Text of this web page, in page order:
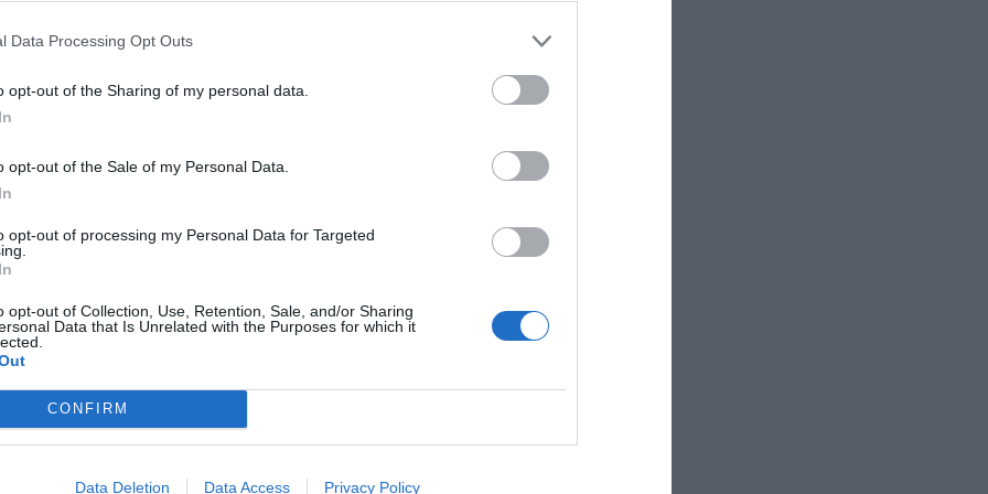
Data Processing Opt Outs
opt-out of the Sharing of my personal data.
opt-out of the Sale of my Personal Data.
opt-out of processing my Personal Data for Targeted
opt-out of Collection, Use, Retention, Sale, and/or Sharing
Data that Is Unrelated with the Purposes for which it
CONFIRM
Data Deletion Data Access Privacy Policy
d'incendis forestals al País Valencià. Durant
Peset de la Universitat de València amb
els membres de la Comissió Forestal del
clar sobre la "falsa seguretat" que generen
sota el lema "Prevenció vol dir: evitar
s'ha insistit que infraestructures com
de "neteja" forestal intervenen quan el
poden considerar de cap manera
barreres actuen tard, quan la vertadera
posterior es troba altament
especial en l'escenari que planteja el
que lessituacions meteorològiques
calors, sequeres prolongades i vents